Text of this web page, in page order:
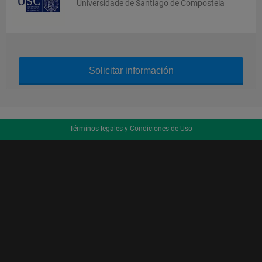
Universidade de Santiago de Compostela
Solicitar información
Términos legales y Condiciones de Uso